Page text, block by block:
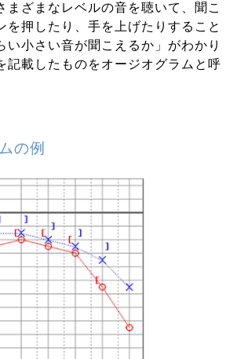
まざまなレベルの音を聴いて、聞こ
を押したり、手を上げたりすること
い小さい音が聞こえるか」がわかり
記載したものをオージオグラムと呼
の例